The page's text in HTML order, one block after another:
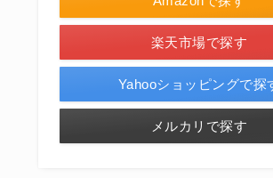
楽天市場で探す
Yahooショッピングで探
メルカリで探す